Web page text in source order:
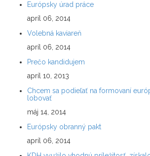
Európsky úrad práce
apríl 06, 2014
Volebná kaviareň
apríl 06, 2014
Prečo kandidujem
apríl 10, 2013
Chcem sa podieľať na formovaní
lobovať
máj 14, 2014
Európsky obranný pakt
apríl 06, 2014